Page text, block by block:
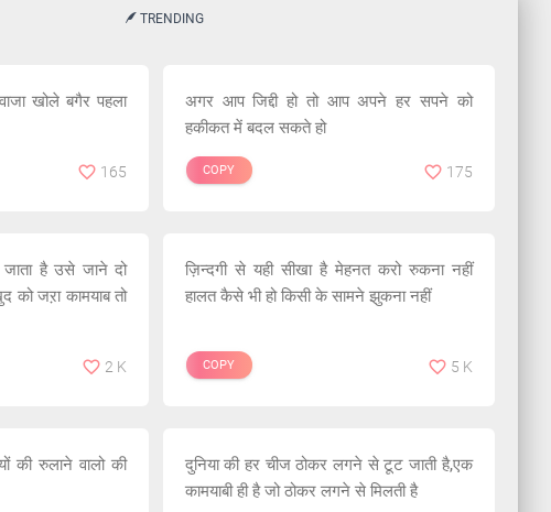
TRENDING
खोले बगैर पहला
165
अगर आप जिद्दी हो तो आप अपने हर सपने को
हकीकत में बदल सकते हो
COPY 175
है उसे जाने दो
को जऱा कामयाब तो
2 K
ज़िन्दगी से यही सीखा है मेहनत करो रुकना नहीं
हालत कैसे भी हो किसी के सामने झुकना नहीं
COPY 5 K
की रुलाने वालो की
दुनिया की हर चीज ठोकर लगने से टूट जाती है,एक
कामयाबी ही है जो ठोकर लगने से मिलती है